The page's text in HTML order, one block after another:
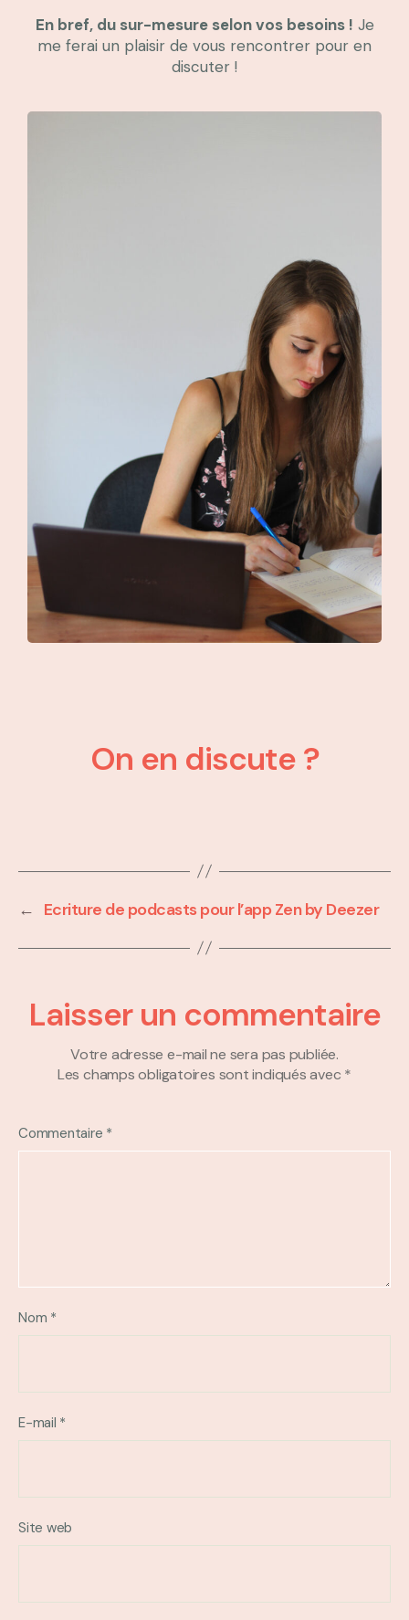
En bref, du sur-mesure selon vos besoins ! Je
me ferai un plaisir de vous rencontrer pour en
discuter !
On en discute ?
← Ecriture de podcasts pour l’app Zen by Deezer
Laisser un commentaire
Votre adresse e-mail ne sera pas publiée.
Les champs obligatoires sont indiqués avec *
Commentaire *
Nom *
E-mail *
Site web